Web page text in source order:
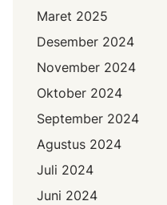
Maret 2025
Desember 2024
November 2024
Oktober 2024
September 2024
Agustus 2024
Juli 2024
Juni 2024